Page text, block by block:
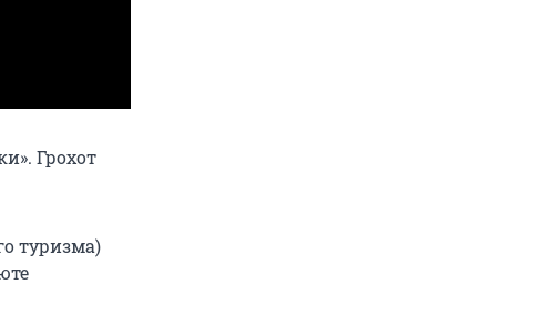
Грохот
туризма)